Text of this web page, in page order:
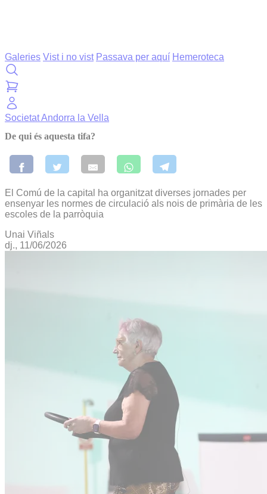
Galeries Vist i no vist Passava per aquí Hemeroteca
SocietatAndorra la Vella
De qui és aquesta tifa?
El Comú de la capital ha organitzat diverses jornades per
ensenyar les normes de circulació als nois de primària de les
escoles de la parròquia
Unai Viñals
dj., 11/06/2026